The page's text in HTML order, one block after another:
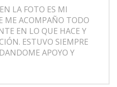
LA FOTO ES MI
ME ACOMPAÑO TODO
EN LO QUE HACE Y
ESTUVO SIEMPRE
APOYO Y